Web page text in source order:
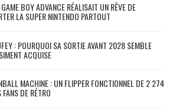
BOY ADVANCE RÉALISAIT UN RÊVE DE
LA SUPER NINTENDO PARTOUT
: POURQUOI SA SORTIE AVANT 2028 SEMBLE
ACQUISE
MACHINE : UN FLIPPER FONCTIONNEL DE 2 274
DE RÉTRO